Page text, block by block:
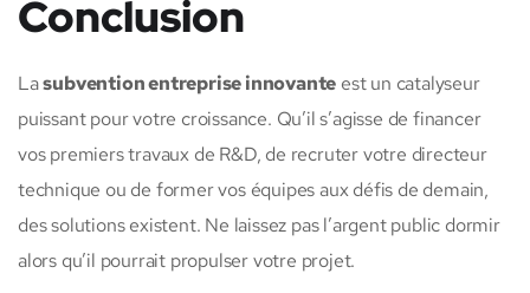
Conclusion
Lasubvention entreprise innovante est un catalyseur
puissant pour votre croissance. Qu’il s’agisse de financer
vos premiers travaux de R&D, de recruter votre directeur
technique ou de former vos équipes aux défis de demain,
des solutions existent. Ne laissez pas l’argent public dormir
alors qu’il pourrait propulser votre projet.